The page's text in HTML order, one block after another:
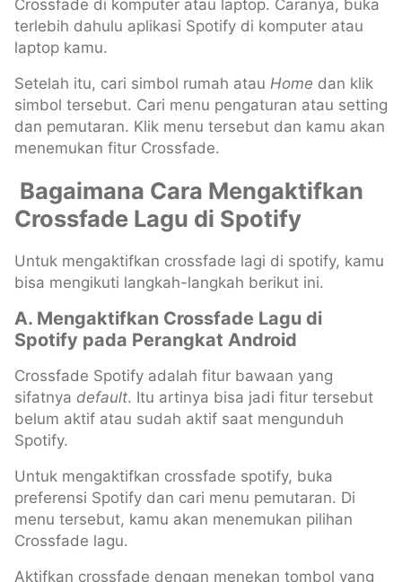
Crossfade di komputer atau laptop. Caranya, buka
terlebih dahulu aplikasi Spotify di komputer atau
laptop kamu.
Setelah itu, cari simbol rumah atau Home dan klik
simbol tersebut. Cari menu pengaturan atau setting
dan pemutaran. Klik menu tersebut dan kamu akan
menemukan fitur Crossfade.
Bagaimana Cara Mengaktifkan
Crossfade Lagu di Spotify
Untuk mengaktifkan crossfade lagi di spotify, kamu
bisa mengikuti langkah-langkah berikut ini.
A. Mengaktifkan Crossfade Lagu di
Spotify pada Perangkat Android
Crossfade Spotify adalah fitur bawaan yang
sifatnya default. Itu artinya bisa jadi fitur tersebut
belum aktif atau sudah aktif saat mengunduh
Spotify.
Untuk mengaktifkan crossfade spotify, buka
preferensi Spotify dan cari menu pemutaran. Di
menu tersebut, kamu akan menemukan pilihan
Crossfade lagu.
Aktifkan crossfade dengan menekan tombol yang